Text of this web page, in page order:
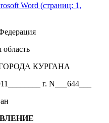
Word (страниц: 1,
область
КУРГАНА
г. N___644___